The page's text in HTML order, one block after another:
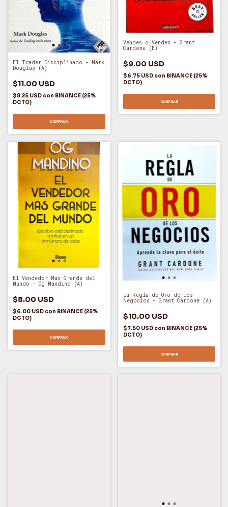
El Trader Disciplinado - Mark
Douglas (A)
$11.00 USD
$8.25 USD con BINANCE (25%
DCTO)
COMPRAR
Vendes o Vendes - Grant
Cardone (E)
$9.00 USD
$6.75 USD con BINANCE (25%
DCTO)
COMPRAR
El Vendedor Más Grande del
Mundo - Og Mandino (A)
$8.00 USD
$6.00 USD con BINANCE (25%
DCTO)
COMPRAR
La Regla de Oro de los
Negocios - Grant Cardone (A)
$10.00 USD
$7.50 USD con BINANCE (25%
DCTO)
COMPRAR